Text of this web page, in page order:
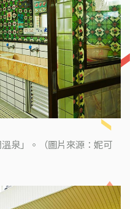
泉」。（圖片來源：妮可